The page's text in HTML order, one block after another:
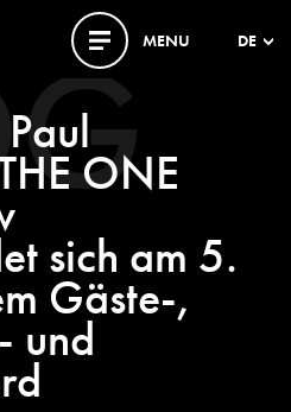
MENU DE
ONE
sich am 5.
Gäste-,
und